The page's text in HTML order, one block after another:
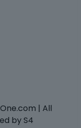
| All
by S4